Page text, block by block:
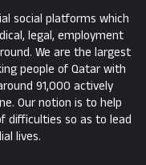
social platforms which
legal, employment
We are the largest
people of Qatar with
91,000 actively
Our notion is to help
difficulties so as to lead
lives.